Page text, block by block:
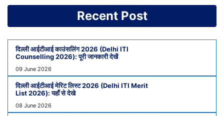
Recent Post
दिल्ली आईटीआई काउंसलिंग 2026 (Delhi ITI
Counselling 2026): पूरी जानकारी देखें
09 June 2026
दिल्ली आईटीआई मेरिट लिस्ट 2026 (Delhi ITI Merit
List 2026): यहाँ से देखे
08 June 2026